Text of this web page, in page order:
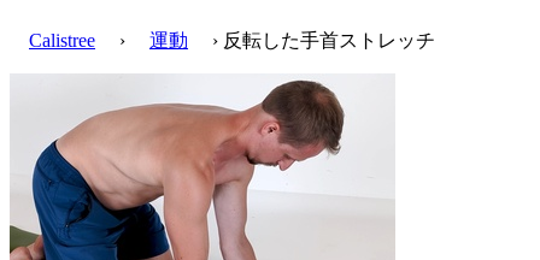
Calistree › 運動 › 反転した手首ストレッチ